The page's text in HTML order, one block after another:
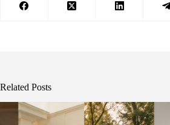
Related Posts